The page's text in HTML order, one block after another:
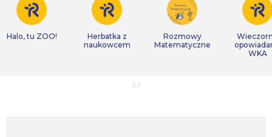
Halo, tu ZOO!
Herbatka z
naukowcem
Rozmowy
Matematyczne
WKA